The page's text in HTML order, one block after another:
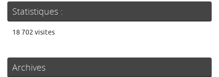
Statistiques :
18 702 visites
Archives